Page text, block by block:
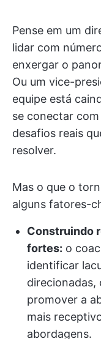
Pense em um
lidar com
enxergar o
Ou um vice-
equipe está
se conectar com
desafios reais
resolver.
Mas o que o
alguns fatores-
Construindo
fortes: o
identificar
promover a
mais
abordagens.